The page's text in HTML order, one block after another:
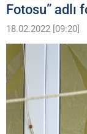
Fotosu”
18.02.2022 [09:20]